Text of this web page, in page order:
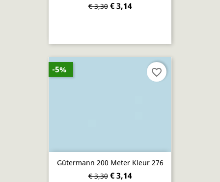
€ 3,30 € 3,14
Gütermann 200 Meter Kleur 276
€ 3,30 € 3,14
-5% favorite_border